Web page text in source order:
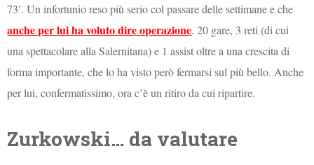
73′. Un infortunio reso più serio col passare delle settimane e che
anche per lui ha voluto dire operazione. 20 gare, 3 reti (di cui
una spettacolare alla Salernitana) e 1 assist oltre a una crescita di
forma importante, che lo ha visto però fermarsi sul più bello. Anche
per lui, confermatissimo, ora c’è un ritiro da cui ripartire.
Zurkowski… da valutare